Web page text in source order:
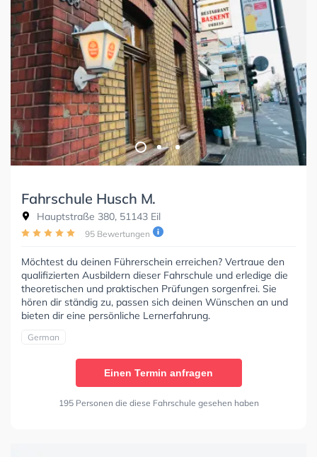
Fahrschule Husch M.
Hauptstraße 380, 51143 Eil
95 Bewertungen
Möchtest du deinen Führerschein erreichen? Vertraue den
qualifizierten Ausbildern dieser Fahrschule und erledige die
theoretischen und praktischen Prüfungen sorgenfrei. Sie
hören dir ständig zu, passen sich deinen Wünschen an und
bieten dir eine persönliche Lernerfahrung.
German
Einen Termin anfragen
195 Personen die diese Fahrschule gesehen haben